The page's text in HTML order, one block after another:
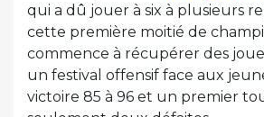
qui a dû jouer à six à plusieurs
cette première moitié de
commence à récupérer des
un festival offensif face aux
victoire 85 à 96 et un premier